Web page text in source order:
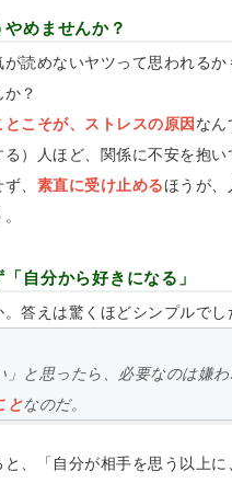
めませんか？
が読めないヤツって思われる
？
とこそが、ストレスの原因 なん
）人ほど、関係に不安を抱い
、 素直に受け止めるほうが、
自分から好きになる」
答えは驚くほどシンプルでし
」と思ったら、必要なのは嫌
となのだ。
、「自分が相手を思う以上